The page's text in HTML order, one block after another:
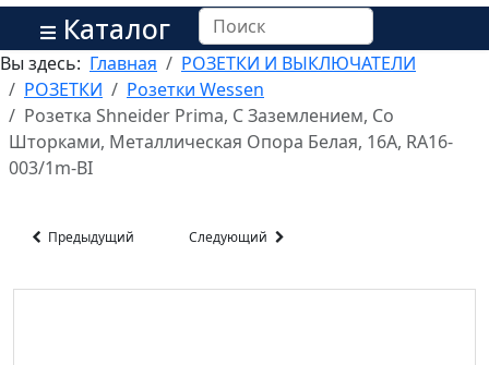
Каталог
Вы здесь: Главная
РОЗЕТКИ И ВЫКЛЮЧАТЕЛИ
РОЗЕТКИ
Розетки Wessen
Розетка Shneider Prima, С Заземлением, Со
Шторками, Металлическая Опора Белая, 16А, RA16-
003/1m-BI
Предыдущий Следующий